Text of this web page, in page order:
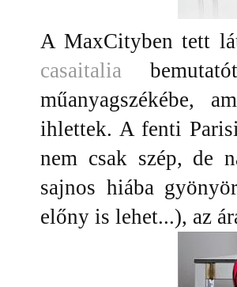
A MaxCityben tett
casaitalia
műanyagszékébe,
ihlettek. A fenti
nem csak szép, de
sajnos hiába
előny is lehet...), az